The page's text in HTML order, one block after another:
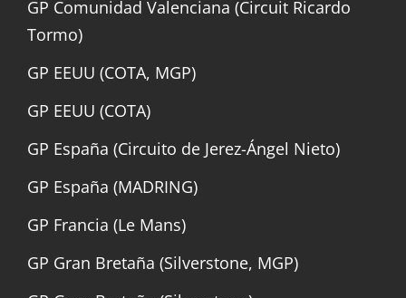
GP Comunidad Valenciana (Circuit Ricardo
Tormo)
GP EEUU (COTA, MGP)
GP EEUU (COTA)
GP España (Circuito de Jerez-Ángel Nieto)
GP España (MADRING)
GP Francia (Le Mans)
GP Gran Bretaña (Silverstone, MGP)